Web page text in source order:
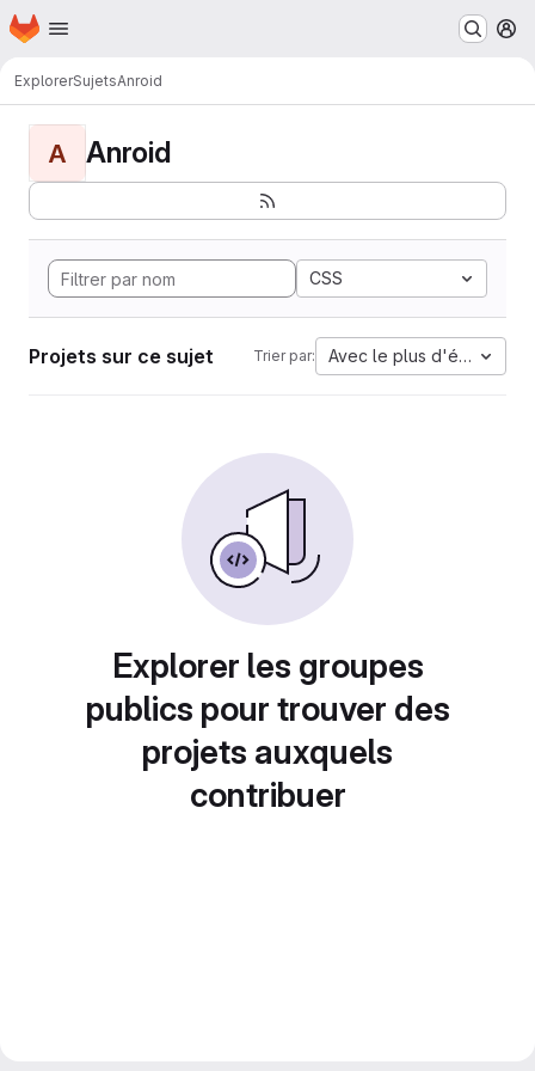
Passer au contenu principal
Page d'accueil
ExplorerSujetsAnroid
A Anroid
CSS
Projets sur ce sujet Trier par: Avec le plus d'étoiles
Explorer les groupes
publics pour trouver des
projets auxquels
contribuer